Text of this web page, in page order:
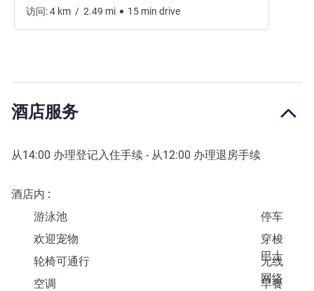
访问:4 km / 2.49 mi 15 min drive
酒店服务
从14:00 办理登记入住手续 - 从12:00 办理退房手续
酒店内
游泳池
停车
欢迎宠物
穿梭
巴士
轮椅可通行
无线
网络
空调
早餐